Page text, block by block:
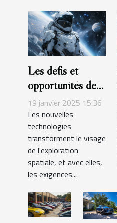
Les défis et
opportunités des
nouvelles
technologies dans
les combinaisons
spatiales
19 janvier 2025 15:36
Les nouvelles
technologies
transforment le visage
de l'exploration
spatiale, et avec elles,
les exigences...